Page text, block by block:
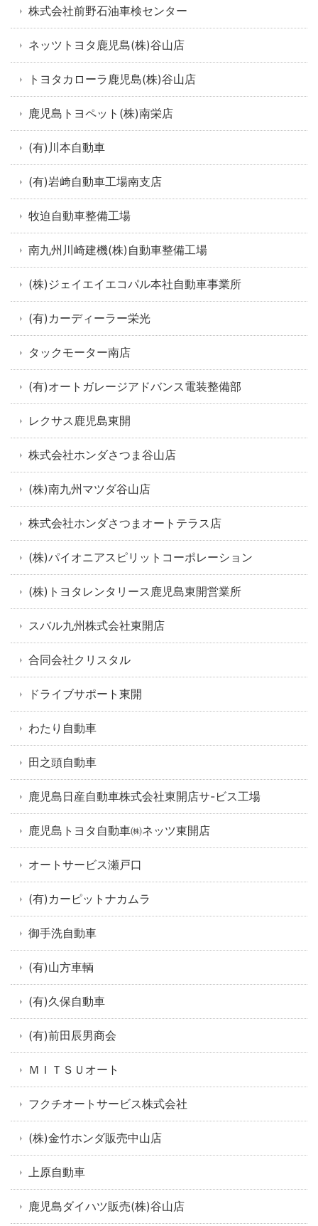
株式会社前野石油車検センター
ネッツトヨタ鹿児島(株)谷山店
トヨタカローラ鹿児島(株)谷山店
鹿児島トヨペット(株)南栄店
(有)川本自動車
(有)岩﨑自動車工場南支店
牧迫自動車整備工場
南九州川崎建機(株)自動車整備工場
(株)ジェイエイエコパル本社自動車事業所
(有)カーディーラー栄光
タックモーター南店
(有)オートガレージアドバンス電装整備部
レクサス鹿児島東開
株式会社ホンダさつま谷山店
(株)南九州マツダ谷山店
株式会社ホンダさつまオートテラス店
(株)パイオニアスピリットコーポレーション
(株)トヨタレンタリース鹿児島東開営業所
スバル九州株式会社東開店
合同会社クリスタル
ドライブサポート東開
わたり自動車
田之頭自動車
鹿児島日産自動車株式会社東開店サ-ビス工場
鹿児島トヨタ自動車㈱ネッツ東開店
オートサービス瀬戸口
(有)カーピットナカムラ
御手洗自動車
(有)山方車輌
(有)久保自動車
(有)前田辰男商会
ＭＩＴＳＵオート
フクチオートサービス株式会社
(株)金竹ホンダ販売中山店
上原自動車
鹿児島ダイハツ販売(株)谷山店